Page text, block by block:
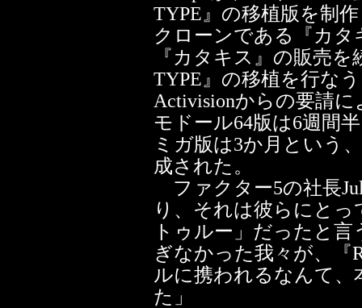
TYPE』の移植版を制
クローンである『カタ
『カタキス』の販売
TYPE』の移植を行な
Activisionからの要請に
モドール64版は6週間
ミガ版は3か月という
成された。
ファクター5の社長
り、それは彼らにと
トゥルー」だったと
ぎなかった我々が、『
ルに携われるなんて
た」